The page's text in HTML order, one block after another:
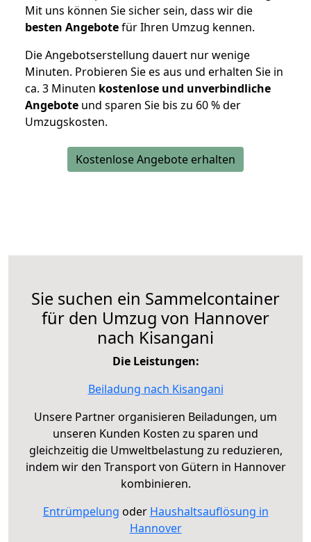
Mit uns können Sie sicher sein, dass wir die
besten Angebotefür Ihren Umzug kennen.
Die Angebotserstellung dauert nur wenige
Minuten. Probieren Sie es aus und erhalten Sie in
ca. 3 Minuten kostenlose und unverbindliche
Angebote und sparen Sie bis zu 60 % der
Umzugskosten.
Kostenlose Angebote erhalten
Sie suchen ein Sammelcontainer
für den Umzug von Hannover
nach Kisangani
Die Leistungen:
Beiladung nach Kisangani
Unsere Partner organisieren Beiladungen, um
unseren Kunden Kosten zu sparen und
gleichzeitig die Umweltbelastung zu reduzieren,
indem wir den Transport von Gütern in Hannover
kombinieren.
Entrümpelung oder Haushaltsauflösung in
Hannover